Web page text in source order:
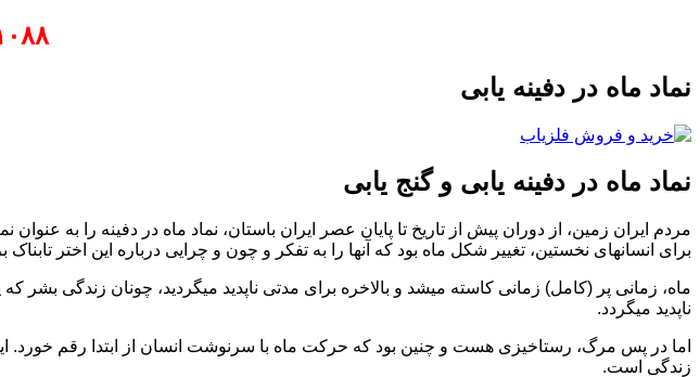
نماد ماه در دفینه یابی
نماد ماه در دفینه یابی و گنج یابی
مردم ایران زمین، از دوران پیش از تاریخ تا پایان عصر ایران باستان، نماد ماه در دفینه را به
برای انسانهای نخستین، تغییر شکل ماه بود که آنها را به تفکر و چون و چرایی درباره این اختر تابناک
ماه، زمانی پر (کامل) زمانی کاسته میشد و بالاخره برای مدتی ناپدید میگردید، چونان زندگی بشر
ناپدید میگردد.
اما در پس مرگ، رستاخیزی هست و چنین بود که حرکت ماه با سرنوشت انسان از ابتدا رقم خورد.
زندگی است.